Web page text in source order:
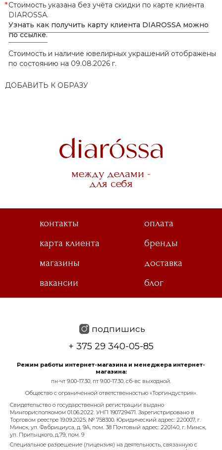
*Стоимость указана без учёта скидки по карте клиента
DIAROSSA.
Узнать как получить карту клиента DIAROSSA можно
по ссылке.
Стоимость и наличие ювелирных украшений отображены
по состоянию на 09.08.2026 г.
ДОБАВИТЬ К ОБРАЗУ
между делами -
для себя
контакты
оплата
карта клиента
бренды
магазины
доставка
вакансии
блог
подпишись
+ 375 29 340-05-85
Режим работы интернет-магазина и менеджера интернет-
магазина:
пн-чт 9.00-17.30, пт 9.00-17.30, сб-вс выходной.
Общество с ограниченной ответственностью «Торгиндустрия».
Свидетельство о государственной регистрации выдано
Мингорисполкомом 01.06.2022. УНП 190729471. Зарегистрировано в
Торговом реестре 19.09.2025, № 758300. Юридический адрес: 220007, г.
Минск, ул. Фабрициуса, д. 9А, пом. 38 Почтовый адрес: 220140, г. Минск,
ул. Притыцкого, д.79, пом. 9
Специальное разрешение (лицензия) на деятельность, связанную с